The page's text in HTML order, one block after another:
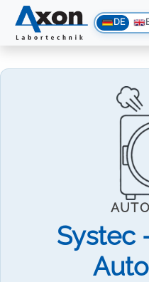
DE
Systec